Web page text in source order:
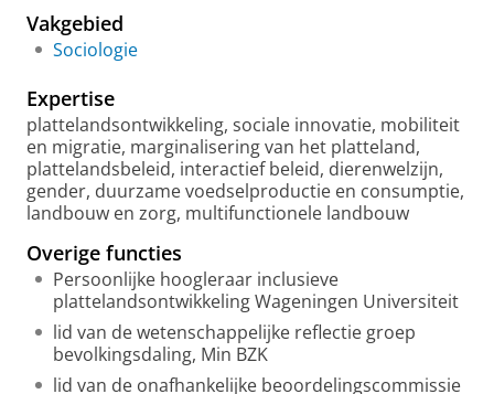
r
c
P
o
r
t
a
l
Vakgebied
Sociologie
Expertise
plattelandsontwikkeling, sociale innovatie, mobiliteit
en migratie, marginalisering van het platteland,
plattelandsbeleid, interactief beleid, dierenwelzijn,
gender, duurzame voedselproductie en consumptie,
landbouw en zorg, multifunctionele landbouw
Overige functies
Persoonlijke hoogleraar inclusieve
plattelandsontwikkeling Wageningen Universiteit
lid van de wetenschappelijke reflectie groep
bevolkingsdaling, Min BZK
lid van de onafhankelijke beoordelingscommissie